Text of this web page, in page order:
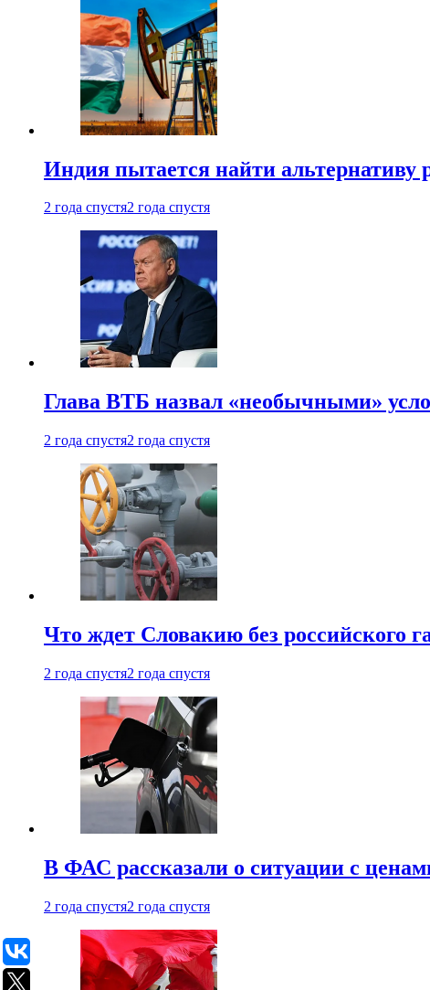
Индия пытается найти альтернативу
2 года спустя2 года спустя
Глава ВТБ назвал «необычными»
2 года спустя2 года спустя
Что ждет Словакию без российского
2 года спустя2 года спустя
В ФАС рассказали о ситуации с
2 года спустя2 года спустя